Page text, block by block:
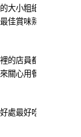
大小粗細
佳賞味熟
的店員都
關心用餐
處最好吃